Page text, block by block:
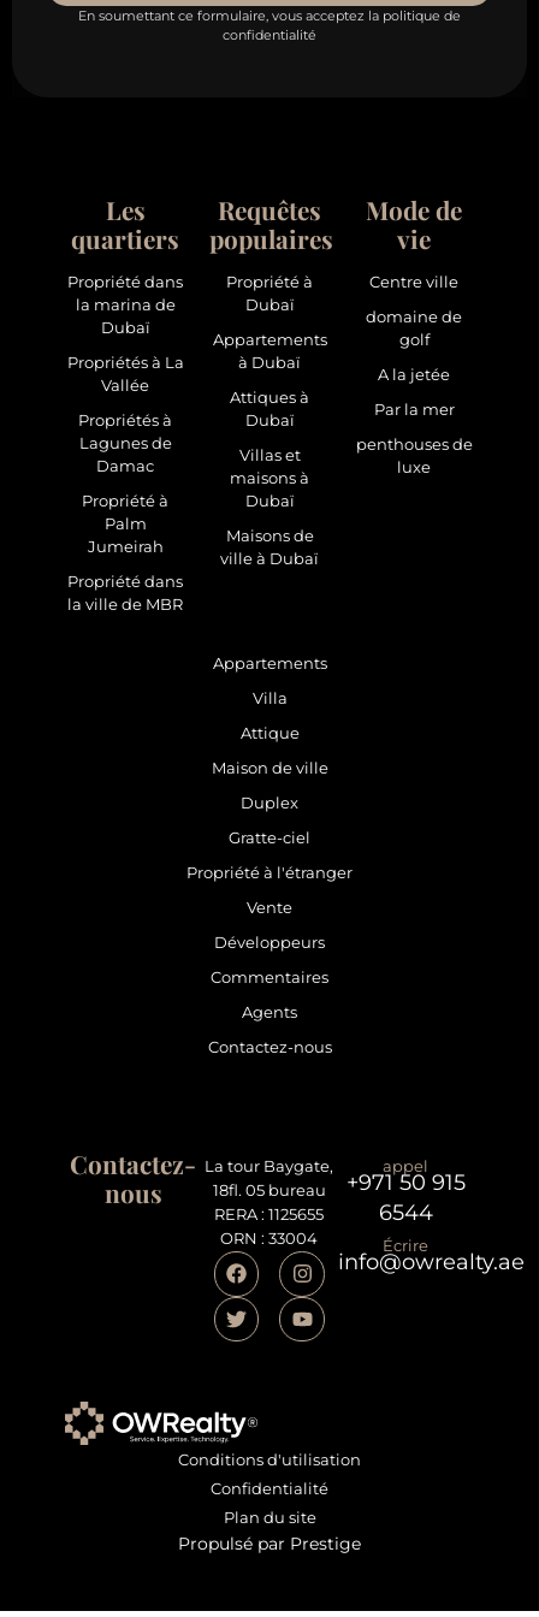
En soumettant ce formulaire, vous acceptez la politique de
confidentialité
Les
quartiers
Propriété dans
la marina de
Dubaï
Propriétés à La
Vallée
Propriétés à
Lagunes de
Damac
Propriété à
Palm
Jumeirah
Propriété dans
la ville de MBR
Requêtes
populaires
Propriété à
Dubaï
Appartements
à Dubaï
Attiques à
Dubaï
Villas et
maisons à
Dubaï
Maisons de
ville à Dubaï
Mode de
vie
Centre ville
domaine de
golf
A la jetée
Par la mer
penthouses de
luxe
Appartements
Villa
Attique
Maison de ville
Duplex
Gratte-ciel
Propriété à l'étranger
Vente
Développeurs
Commentaires
Agents
Contactez-nous
Contactez-
nous
La tour Baygate,
18fl. 05 bureau
RERA : 1125655
ORN : 33004
appel
+971 50 915
6544
Écrire
info@owrealty.ae
Conditions d'utilisation
Confidentialité
Plan du site
Propulsé par Prestige